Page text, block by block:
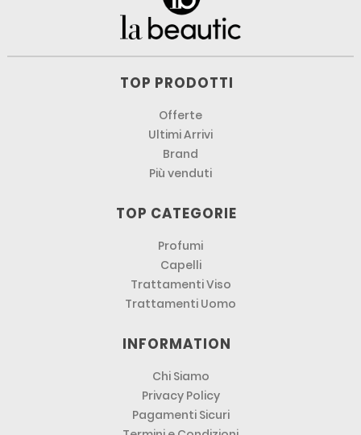
TOP PRODOTTI
Offerte
Ultimi Arrivi
Brand
Più venduti
TOP CATEGORIE
Profumi
Capelli
Trattamenti Viso
Trattamenti Uomo
INFORMATION
Chi Siamo
Privacy Policy
Pagamenti Sicuri